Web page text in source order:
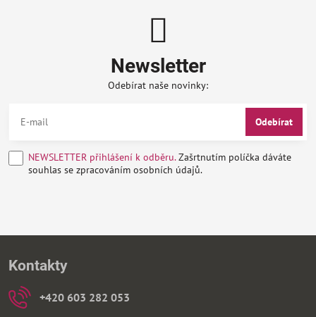
Newsletter
Odebírat naše novinky:
Odebírat
NEWSLETTER přihlášení k odběru.Zašrtnutím políčka dáváte
souhlas se zpracováním osobních údajů.
Kontakty
+420 603 282 053